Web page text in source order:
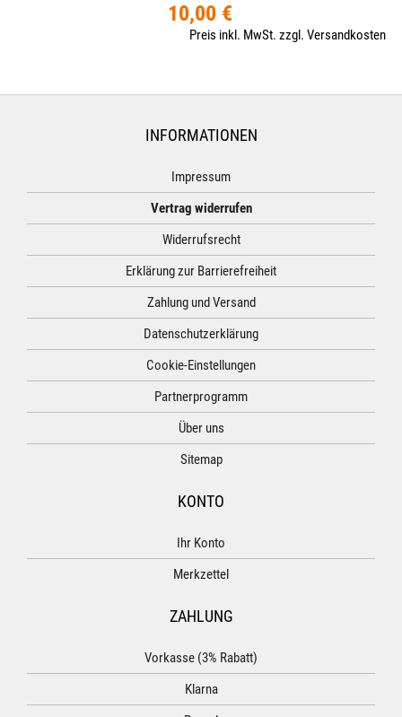
10,00 €
Preis inkl. MwSt. zzgl. Versandkosten
INFORMATIONEN
Impressum
Vertrag widerrufen
Widerrufsrecht
Erklärung zur Barrierefreiheit
Zahlung und Versand
Datenschutzerklärung
Cookie-Einstellungen
Partnerprogramm
Über uns
Sitemap
KONTO
Ihr Konto
Merkzettel
ZAHLUNG
Vorkasse (3% Rabatt)
Klarna